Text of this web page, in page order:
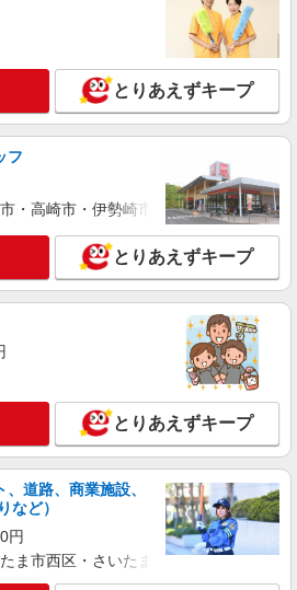
とりあえずキープ
フ
・高崎市・伊勢崎市・太田市・館林市
とりあえずキープ
とりあえずキープ
道路、商業施設、
など）
円
ま市西区・さいたま市岩槻区・久喜市・